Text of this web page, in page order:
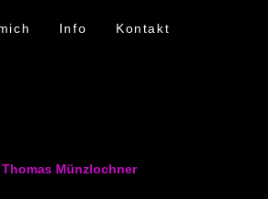
Info Kontakt
Thomas Münzlochner